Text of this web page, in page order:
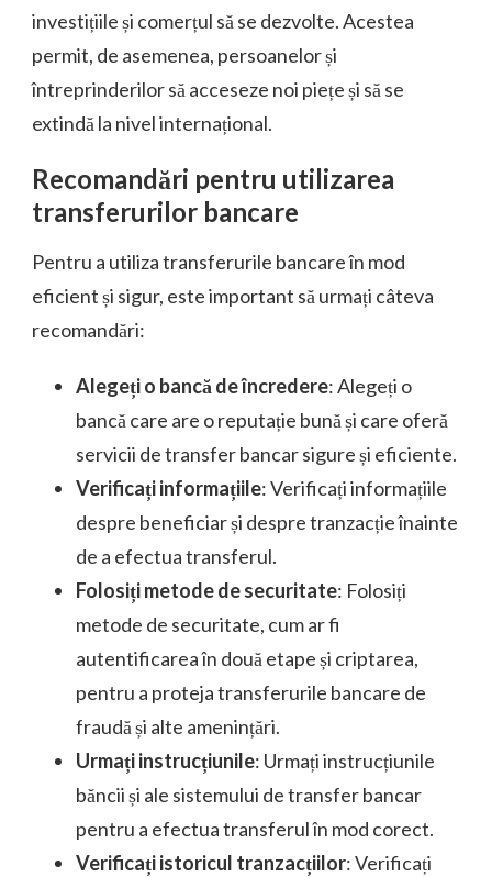
investițiile și comerțul să se dezvolte. Acestea
permit, de asemenea, persoanelor și
întreprinderilor să acceseze noi piețe și să se
extindă la nivel internațional.
Recomandări pentru utilizarea
transferurilor bancare
Pentru a utiliza transferurile bancare în mod
eficient și sigur, este important să urmați câteva
recomandări:
Alegeți o bancă de încredere: Alegeți o
bancă care are o reputație bună și care oferă
servicii de transfer bancar sigure și eficiente.
Verificați informațiile: Verificați informațiile
despre beneficiar și despre tranzacție înainte
de a efectua transferul.
Folosiți metode de securitate: Folosiți
metode de securitate, cum ar fi
autentificarea în două etape și criptarea,
pentru a proteja transferurile bancare de
fraudă și alte amenințări.
Urmați instrucțiunile: Urmați instrucțiunile
băncii și ale sistemului de transfer bancar
pentru a efectua transferul în mod corect.
Verificați istoricul tranzacțiilor: Verificați